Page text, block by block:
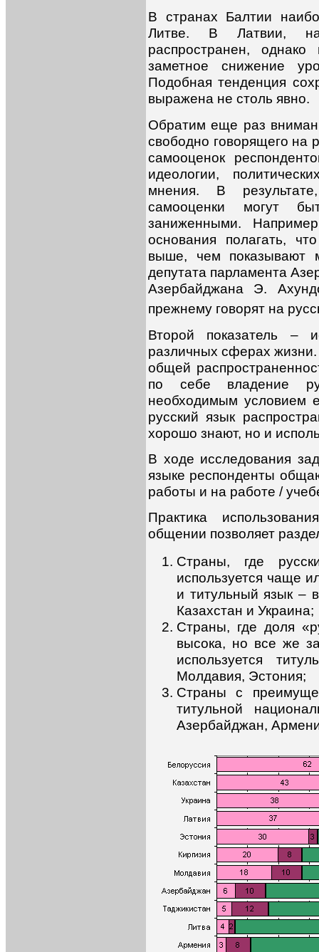
В странах Балтии
Литве. В Латвии,
распространен,
заметное снижение
Подобная тенденция
выражена не столь явно.
Обратим еще раз
свободно говорящего на
самооценок
идеологии,
мнения. В
самооценки могут
заниженными.
основания полагать,
выше, чем показывают
депутата парламента
Азербайджана Э.
прежнему говорят на
Второй показатель –
различных сферах
общей
по себе владение
необходимым условием
русский язык
хорошо знают, но и
В ходе исследования
языке респонденты
работы и на работе /
Практика
общении позволяет
Страны, где
используется чаще
и титульный язык –
Казахстан и Украина;
Страны, где доля
высока, но все же
используется
Молдавия, Эстония;
Страны с
титульной
Азербайджан,